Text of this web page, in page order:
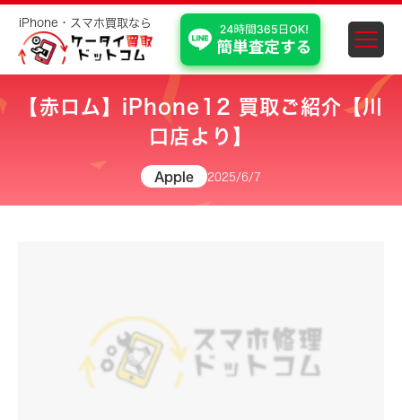
iPhone・スマホ買取なら
スマホ・iPhone買取 埼玉
【赤ロム】iPhone12 買取ご紹介【川
口店より】
Apple 2025/6/7